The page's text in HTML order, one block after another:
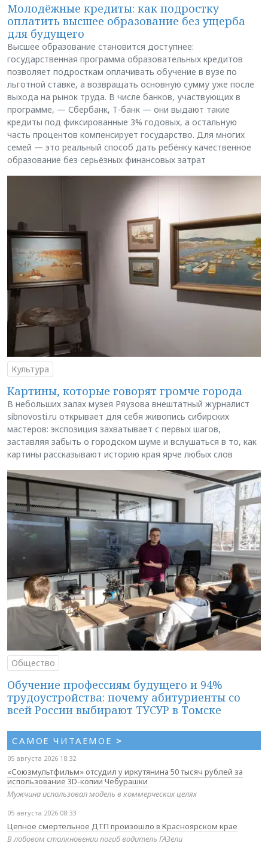
Молодёжные кредиты: как подростку
оплатить высшее образование без ущерба
для будущего
Высшее образование становится доступнее:
государственная программа образовательных кредитов
позволяет подросткам оплачивать обучение в вузе по
льготной ставке, а возвращать основную сумму уже после
выхода на рынок труда. В числе банков, участвующих в
программе, — Сбербанк, Т-банк — они выдают такие
кредиты под фиксированные 3% годовых, а остальную
часть процентов компенсирует государство. Для многих
семей — это реальный способ дать ребёнку качественное
образование без серьёзных финансовых затрат
Культура
Картины, которые говорят громче города
В небольших залах музея Ряузова внештатный журналист
sibnovosti.ru открывает для себя живопись сибирских
мастеров: экспозиция захватывает с первых шагов,
заставляя забыть о городском шуме и вслушаться в то, как
картины рассказывают историю края ярче любых слов
Общество
Обучение профессиям будущего и 94%
трудоустройства: почему абитуриенты со
всей России выбирают ТУСУР в Томске
САМОЕ ЧИТАЕМОЕ >
05 августа 2026 18:32
«Союзмультфильм» отсудил у иркутянина 50 тысяч рублей за
использование 3D-копии Чебурашки
Мужчина использовал модель в коммерческих целях
05 августа 2026 08:33
Цепное смертельное ДТП произошло в Красноярском крае
В лобовом столкновении погиб водитель ГАЗели